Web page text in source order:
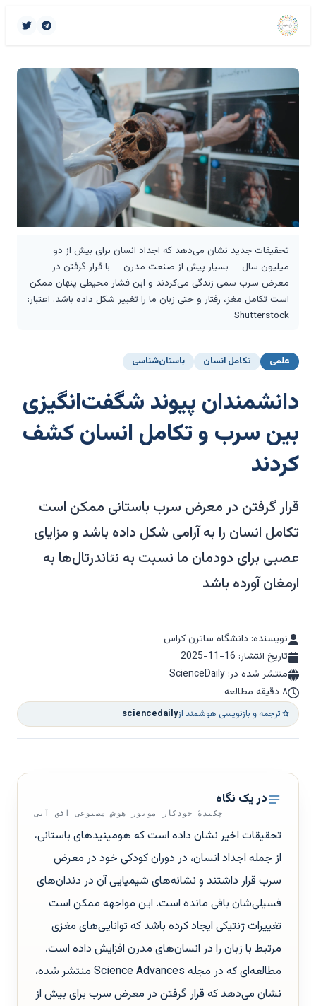
تحقیقات جدید نشان می‌دهد که اجداد انسان برای بیش از دو
میلیون سال — بسیار پیش از صنعت مدرن — با قرار گرفتن در
معرض سرب سمی زندگی می‌کردند و این فشار محیطی پنهان ممکن
است تکامل مغز، رفتار و حتی زبان ما را تغییر شکل داده باشد. اعتبار:
Shutterstock
علمی تکامل انسان باستان‌شناسی
دانشمندان پیوند شگفت‌انگیزی
بین سرب و تکامل انسان کشف
کردند
قرار گرفتن در معرض سرب باستانی ممکن است
تکامل انسان را به آرامی شکل داده باشد و مزایای
عصبی برای دودمان ما نسبت به نئاندرتال‌ها به
ارمغان آورده باشد
نویسنده: دانشگاه ساترن کراس
تاریخ انتشار: 2025-11-16
منتشر شده در: ScienceDaily
۸ دقیقه مطالعه
ترجمه و بازنویسی هوشمند ازsciencedaily
در یک نگاه
چکیدهٔ خودکار موتور هوش مصنوعی افق آبی
تحقیقات اخیر نشان داده است که هومینیدهای باستانی،
از جمله اجداد انسان، در دوران کودکی خود در معرض
سرب قرار داشتند و نشانه‌های شیمیایی آن در دندان‌های
فسیلی‌شان باقی مانده است. این مواجهه ممکن است
تغییرات ژنتیکی ایجاد کرده باشد که توانایی‌های مغزی
مرتبط با زبان را در انسان‌های مدرن افزایش داده است.
مطالعه‌ای که در مجله Science Advances منتشر شده،
نشان می‌دهد که قرار گرفتن در معرض سرب برای بیش از